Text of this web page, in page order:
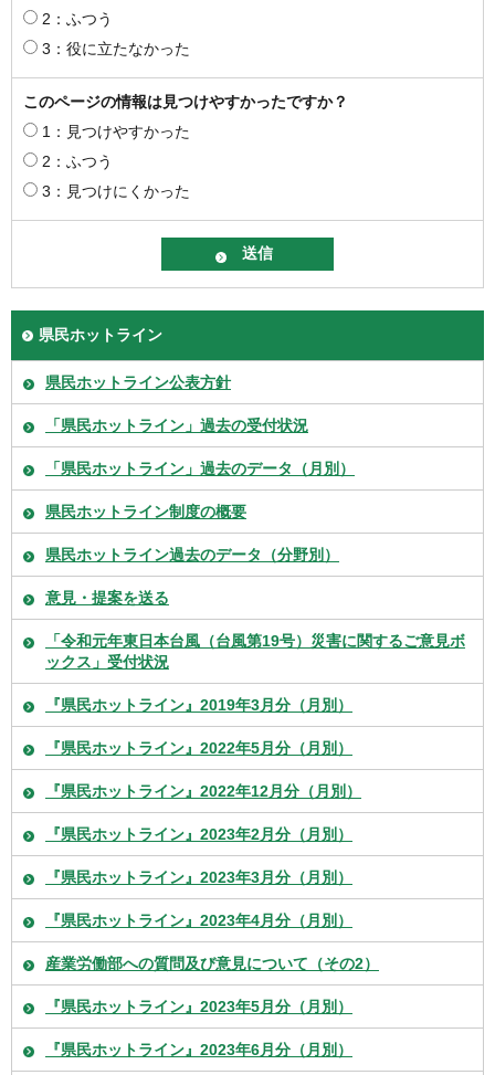
2：ふつう
3：役に立たなかった
このページの情報は見つけやすかったですか？
1：見つけやすかった
2：ふつう
3：見つけにくかった
県民ホットライン
県民ホットライン公表方針
「県民ホットライン」過去の受付状況
「県民ホットライン」過去のデータ（月別）
県民ホットライン制度の概要
県民ホットライン過去のデータ（分野別）
意見・提案を送る
「令和元年東日本台風（台風第19号）災害に関するご意見ボ
ックス」受付状況
『県民ホットライン』2019年3月分（月別）
『県民ホットライン』2022年5月分（月別）
『県民ホットライン』2022年12月分（月別）
『県民ホットライン』2023年2月分（月別）
『県民ホットライン』2023年3月分（月別）
『県民ホットライン』2023年4月分（月別）
産業労働部への質問及び意見について（その2）
『県民ホットライン』2023年5月分（月別）
『県民ホットライン』2023年6月分（月別）